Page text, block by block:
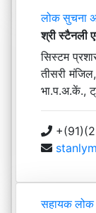
लोक सुचना
श्री स्टैनली
सिस्टम
तीसरी
भा.प.अ.कें.,
सहायक लोक